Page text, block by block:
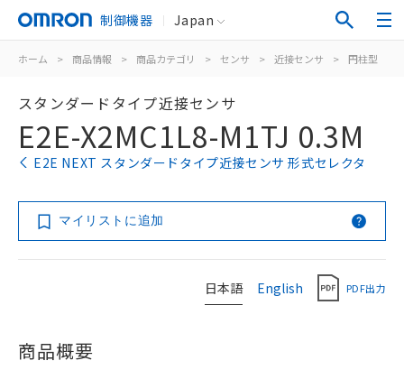
制御機器 Japan
ホーム > 商品情報 > 商品カテゴリ > センサ > 近接センサ > 円柱型
スタンダードタイプ近接センサ
E2E-X2MC1L8-M1TJ 0.3M
E2E NEXT スタンダードタイプ近接センサ 形式セレクタ
マイリストに追加
日本語 English PDF出力
商品概要